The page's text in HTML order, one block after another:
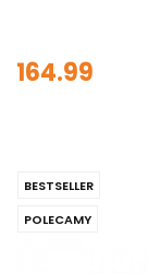
164.99
BESTSELLER
POLECAMY